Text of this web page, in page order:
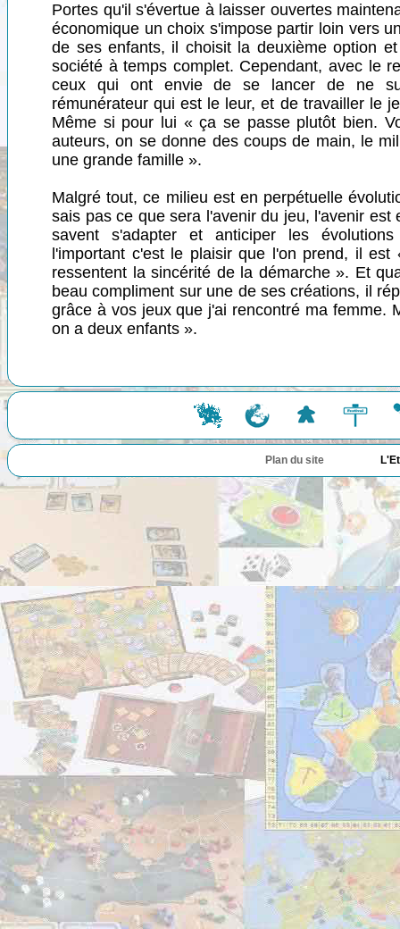
Portes qu'il s'évertue à laisser ouvertes
économique un choix s'impose partir loin vers
de ses enfants, il choisit la deuxième option
société à temps complet. Cependant, avec le
ceux qui ont envie de se lancer de ne
rémunérateur qui est le leur, et de travailler le
Même si pour lui « ça se passe plutôt bien.
auteurs, on se donne des coups de main, le
une grande famille ».
Malgré tout, ce milieu est en perpétuelle
sais pas ce que sera l'avenir du jeu, l'avenir est
savent s'adapter et anticiper les
l'important c'est le plaisir que l'on prend, il est
ressentent la sincérité de la démarche ». Et
beau compliment sur une de ses créations, il
grâce à vos jeux que j'ai rencontré ma femme.
on a deux enfants ».
Plan du site